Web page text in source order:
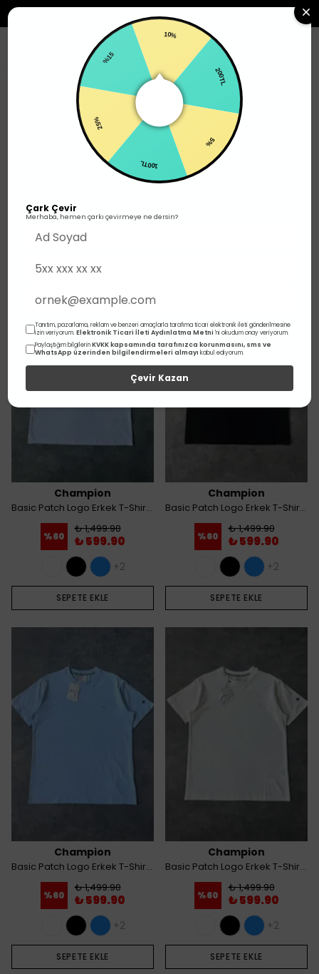
Üst Giyim T-shirt
215 ürün
Filtrele
Champion
Basic Patch Logo Erkek T-Shirt - Beyaz
%60
₺ 1,499.90
₺ 599.90
+2
SEPETE EKLE
Champion
Basic Patch Logo Erkek T-Shirt - Siyah
%60
₺ 1,499.90
₺ 599.90
+2
SEPETE EKLE
Champion
Basic Patch Logo Erkek T-Shirt - Mavi
%60
₺ 1,499.90
₺ 599.90
+2
SEPETE EKLE
Champion
Basic Patch Logo Erkek T-Shirt - Krem
%60
₺ 1,499.90
₺ 599.90
+2
SEPETE EKLE
Çark Çevir
Merhaba, hemen çarkı çevirmeye ne dersin?
Tanıtım, pazarlama, reklam ve benzeri amaçlarla tarafıma ticari elektronik ileti gönderilmesine
izin veriyorum.Elektronik Ticari İleti Aydınlatma Metni 'ni okudum onay veriyorum.
Paylaştığım bilgilerinKVKK kapsamında tarafınızca korunmasını, sms ve
WhatsApp üzerinden bilgilendirmeleri almayı kabul ediyorum.
Çevir Kazan